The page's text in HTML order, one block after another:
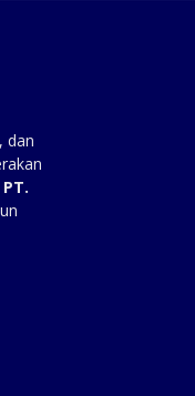
dan
PT.